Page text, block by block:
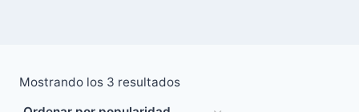
Mostrando los 3 resultadosOrdenado